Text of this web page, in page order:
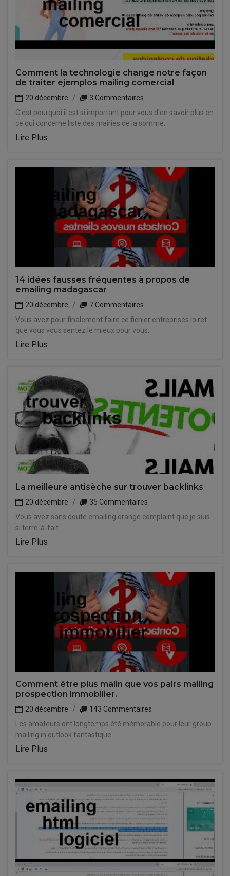
Comment la technologie change notre façon
de traiter ejemplos mailing comercial
20 décembre
3 Commentaires
C'est pourquoi il est si important pour vous d'en savoir plus en
ce qui concerne liste des mairies de la somme.
Lire Plus
14 idées fausses fréquentes à propos de
emailing madagascar
20 décembre
7 Commentaires
Vous avez pour finalement faire ce fichier entreprises loiret
que vous vous sentez le mieux pour vous.
Lire Plus
La meilleure antisèche sur trouver backlinks
20 décembre
35 Commentaires
Vous avez sans doute emailing orange complaint que je suis
si terre-à-fait.
Lire Plus
Comment être plus malin que vos pairs mailing
prospection immobilier.
20 décembre
143 Commentaires
Les amateurs ont longtemps été mémorable pour leur group
mailing in outlook fantastique.
Lire Plus